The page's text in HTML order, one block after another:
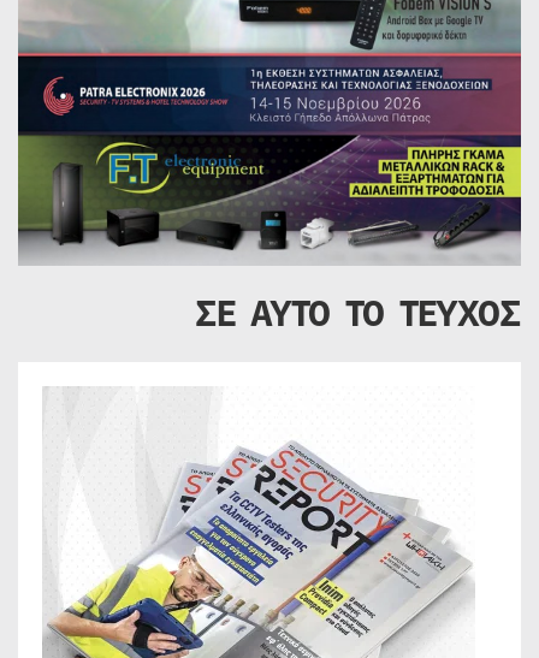
ΣΕ ΑΥΤΟ ΤΟ ΤΕΥΧΟΣ